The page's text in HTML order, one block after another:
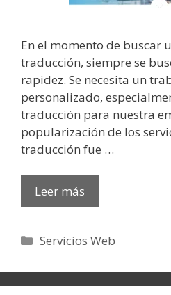
En el momento de buscar
traducción, siempre se
rapidez. Se necesita un
personalizado,
traducción para nuestra
popularización de los
traducción fue …
Leer más
Categorías
Servicios Web